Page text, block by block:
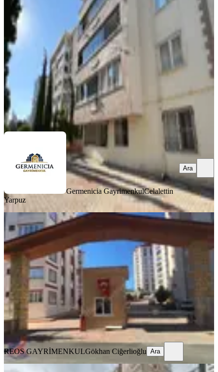
Kiralık 3+1 Daire
Onikişubat, Hürriyet Mahallesi
3+1·125 m² ·Düz Giriş (Zemin)· 06.08.2026
19.500 ₺
Germenicia GayrimenkulCelalettin Yarpuz
Ara
Germenicia GayrimenkulCelalettin
Yarpuz
Ara
YENİ
Reos Gayrimenkulden İpeksaray
Sitesinde 200m² Kiralık 5+1
Onikişubat, Boğaziçi Mahallesi
5+1·250 m²·11. Kat 05.08.2026
41.500 ₺
REOS GAYRİMENKULGökhan Ciğerlioğlu
REOS GAYRİMENKULGökhan Ciğerlioğlu Ara